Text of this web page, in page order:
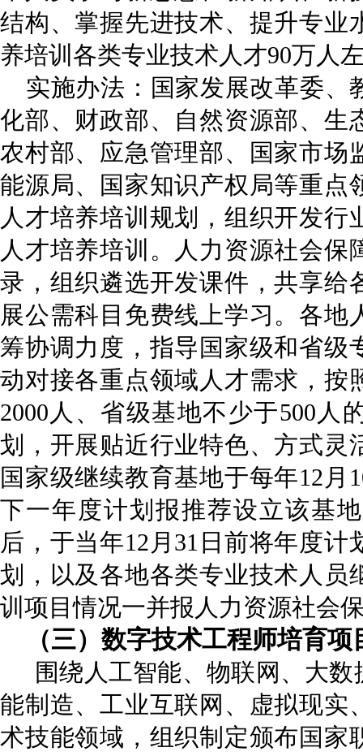
结构、掌握先进技术、提升专业
养培训各类专业技术人才90万人
实施办法：国家发展改革委、
化部、财政部、自然资源部、生
农村部、应急管理部、国家市场
能源局、国家知识产权局等重点
人才培养培训规划，组织开发
人才培养培训。人力资源社会
录，组织遴选开发课件，共享给
展公需科目免费线上学习。各地
筹协调力度，指导国家级和省级
动对接各重点领域人才需求，按
2000人、省级基地不少于500人
划，开展贴近行业特色、方式灵
国家级继续教育基地于每年12月
下一年度计划报推荐设立该基
后，于当年12月31日前将年度
划，以及各地各类专业技术人员
训项目情况一并报人力资源社会
（三）数字技术工程师培育项
围绕人工智能、物联网、大
能制造、工业互联网、虚拟现实
术技能领域，组织制定颁布国家